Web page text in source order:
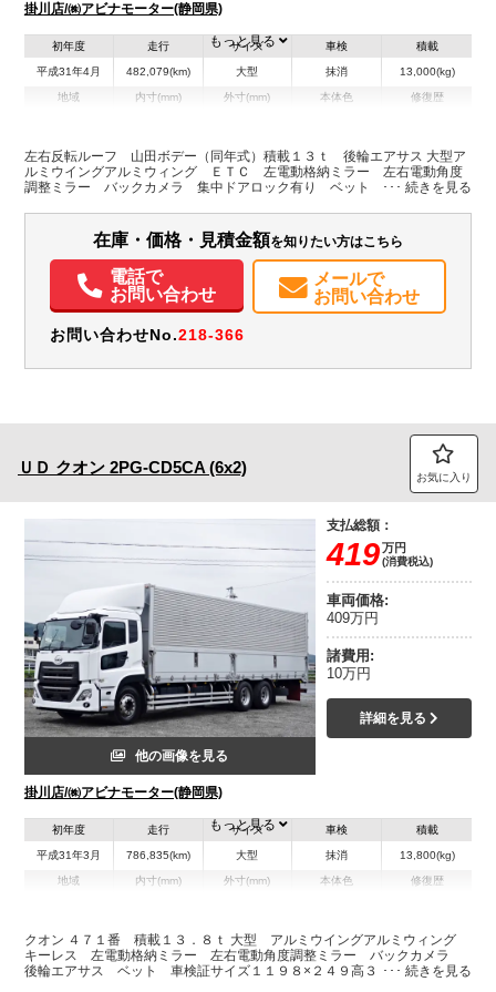
掛川店/㈱アビナモーター(静岡県)
初年度
平成31年4月
走行
482,079(km)
サイズ
大型
車検
抹消
積載
13,000(kg)
地域 内寸(mm)
H:2,540
外寸(mm)
H:3,790
本体色 修復歴
装備情報
電動格納ミラー
ETC バックモニター
もっと見る
左右反転ルーフ 山田ボデー（同年式）積載１３ｔ 後輪エアサス 大型ア
ルミウイングアルミウィング ＥＴＣ 左電動格納ミラー 左右電動角度
調整ミラー バックカメラ 集中ドアロック有り ベット 車検証サイズ
在庫・価格・見積金額を知りたい方はこちら
電話で
お問い合わせ
メールで
お問い合わせ
お問い合わせNo.218-366
ＵＤ クオン 2PG-CD5CA (6x2) お気に入り
他の画像を見る
掛川店/㈱アビナモーター(静岡県)
支払総額：
419万円
(消費税込)
車両価格:
409万円
諸費用:
10万円
詳細を見る
初年度
平成31年3月
走行
786,835(km)
サイズ
大型
車検
抹消
積載
13,800(kg)
地域 内寸(mm)
H:2,470
外寸(mm)
H:3,770
本体色 修復歴
装備情報
もっと見る
クオン ４７１番 積載１３．８ｔ 大型 アルミウイングアルミウィング
キーレス 左電動格納ミラー 左右電動角度調整ミラー バックカメラ
後輪エアサス ベット 車検証サイズ１１９８×２４９高３７７ 荷台内寸